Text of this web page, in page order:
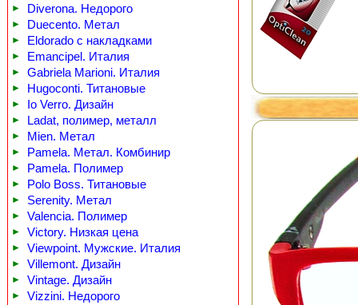
► Diverona. Недорого
► Duecento. Метал
► Eldorado с накладками
► Emancipel. Италия
► Gabriela Marioni. Италия
► Hugoconti. Титановые
► Io Verro. Дизайн
► Ladat, полимер, металл
► Mien. Метал
► Pamela. Метал. Комбинир
► Pamela. Полимер
► Polo Boss. Титановые
► Serenity. Метал
► Valencia. Полимер
► Victory. Низкая цена
► Viewpoint. Мужские. Италия
► Villemont. Дизайн
► Vintage. Дизайн
►
Vizzini. Недорого